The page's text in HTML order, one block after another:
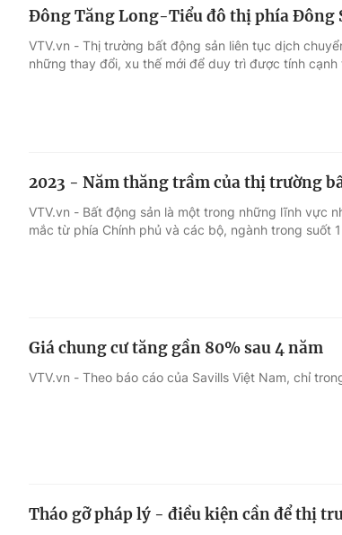
Đông Tăng Long-Tiểu đô thị phía Đông
VTV.vn - Thị trường bất động sản liên tục dịch
những thay đổi, xu thế mới để duy trì được tính cạnh
2023 - Năm thăng trầm của thị trường
VTV.vn - Bất động sản là một trong những lĩnh vực
mắc từ phía Chính phủ và các bộ, ngành trong suốt
Giá chung cư tăng gần 80% sau 4 năm
VTV.vn - Theo báo cáo của Savills Việt Nam, chỉ
Tháo gỡ pháp lý - điều kiện cần để thị